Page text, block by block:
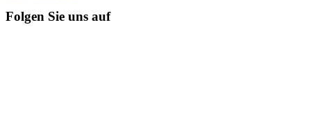
Folgen Sie uns auf